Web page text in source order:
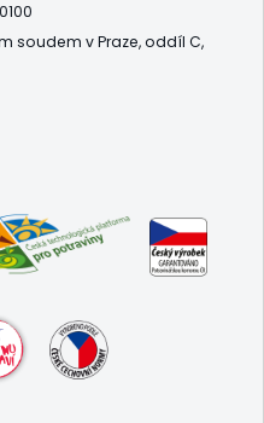
soudem v Praze, oddíl C,